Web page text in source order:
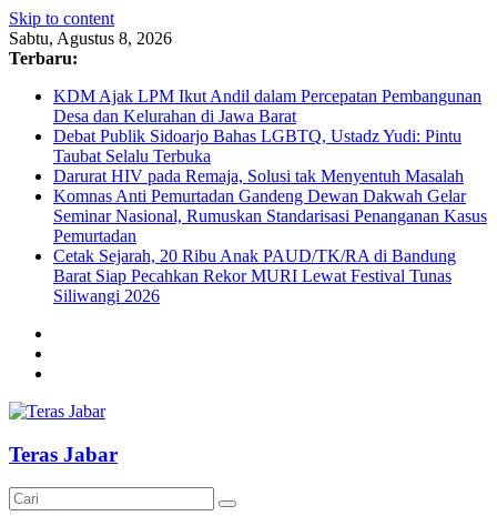
Skip to content
Sabtu, Agustus 8, 2026
Terbaru:
KDM Ajak LPM Ikut Andil dalam Percepatan Pembangunan
Desa dan Kelurahan di Jawa Barat
Debat Publik Sidoarjo Bahas LGBTQ, Ustadz Yudi: Pintu
Taubat Selalu Terbuka
Darurat HIV pada Remaja, Solusi tak Menyentuh Masalah
Komnas Anti Pemurtadan Gandeng Dewan Dakwah Gelar
Seminar Nasional, Rumuskan Standarisasi Penanganan Kasus
Pemurtadan
Cetak Sejarah, 20 Ribu Anak PAUD/TK/RA di Bandung
Barat Siap Pecahkan Rekor MURI Lewat Festival Tunas
Siliwangi 2026
Teras Jabar